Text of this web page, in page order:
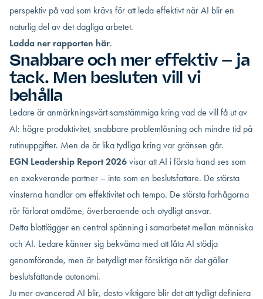
perspektiv på vad som krävs för att leda effektivt när AI blir en
naturlig del av det dagliga arbetet.
Ladda ner rapporten här.
Snabbare och mer effektiv – ja
tack. Men besluten vill vi
behålla
Ledare är anmärkningsvärt samstämmiga kring vad de vill få ut av
AI: högre produktivitet, snabbare problemlösning och mindre tid på
rutinuppgifter. Men de är lika tydliga kring var gränsen går.
EGN Leadership Report 2026 visar att AI i första hand ses som
en exekverande partner – inte som en beslutsfattare. De största
vinsterna handlar om effektivitet och tempo. De största farhågorna
rör förlorat omdöme, överberoende och otydligt ansvar.
Detta blottlägger en central spänning i samarbetet mellan människa
och AI. Ledare känner sig bekväma med att låta AI stödja
genomförande, men är betydligt mer försiktiga när det gäller
beslutsfattande autonomi.
Ju mer avancerad AI blir, desto viktigare blir det att tydligt definiera